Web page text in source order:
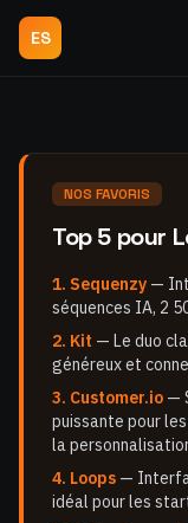
ES
NOS FAVORIS
Top 5 pour
1. Sequenzy —
séquences IA, 2
2. Kit — Le duo
généreux et
3. Customer.io —
puissante pour
la
4. Loops —
idéal pour les